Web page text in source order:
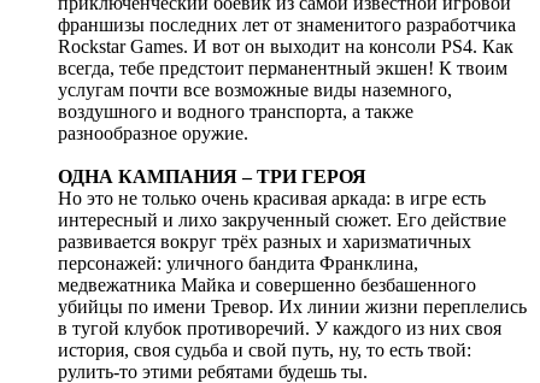
франшизы последних лет от знаменитого разработчика
Rockstar Games. И вот он выходит на консоли PS4. Как
всегда, тебе предстоит перманентный экшен! К твоим
услугам почти все возможные виды наземного,
воздушного и водного транспорта, а также
разнообразное оружие.
ОДНА КАМПАНИЯ – ТРИ ГЕРОЯ
Но это не только очень красивая аркада: в игре есть
интересный и лихо закрученный сюжет. Его действие
развивается вокруг трёх разных и харизматичных
персонажей: уличного бандита Франклина,
медвежатника Майка и совершенно безбашенного
убийцы по имени Тревор. Их линии жизни переплелись
в тугой клубок противоречий. У каждого из них своя
история, своя судьба и свой путь, ну, то есть твой:
рулить-то этими ребятами будешь ты.